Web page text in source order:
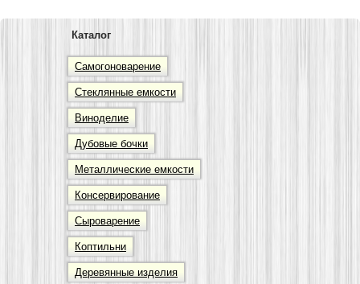
Каталог
Самогоноварение
Стеклянные емкости
Виноделие
Дубовые бочки
Металлические емкости
Консервирование
Сыроварение
Коптильни
Деревянные изделия